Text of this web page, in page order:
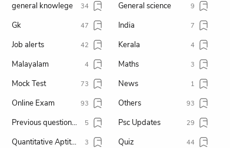
general knowlege 34 General science 9
Gk 47 India 7
Job alerts 42 Kerala 4
Malayalam 4 Maths 3
Mock Test 73 News 1
Online Exam 93 Others 93
Previous question paper 5 Psc Updates 29
Quantitative Aptitude 3 Quiz 44